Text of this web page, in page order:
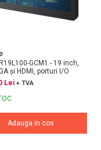
GCM1 - 19 inch,
și HDMI, porturi I/O
Lei + TVA
Adauga in cos